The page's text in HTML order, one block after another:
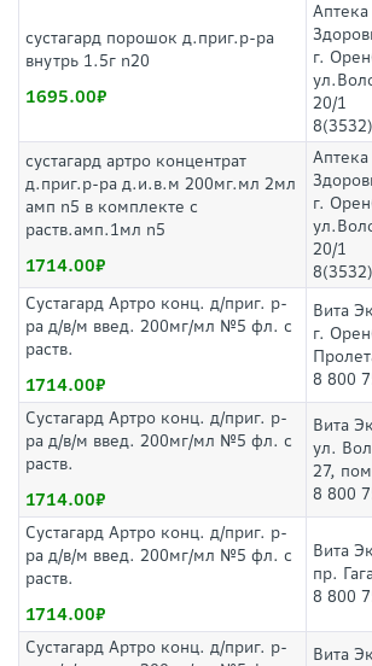
сустагард порошок д.приг.р-ра
внутрь 1.5г n20
1695.00
г.
20/1
сустагард артро концентрат
д.приг.р-ра д.и.в.м 200мг.мл 2мл
амп n5 в комплекте с
раств.амп.1мл n5
1714.00
г.
20/1
Сустагард Артро конц. д/приг. р-
ра д/в/м введ. 200мг/мл №5 фл. с
раств.
1714.00
Вита
г.
8 800
Сустагард Артро конц. д/приг. р-
ра д/в/м введ. 200мг/мл №5 фл. с
раств.
1714.00
Вита
ул.
27,
8 800
Сустагард Артро конц. д/приг. р-
ра д/в/м введ. 200мг/мл №5 фл. с
раств.
1714.00
Вита
пр.
8 800
Сустагард Артро конц. д/приг. р-
Вита